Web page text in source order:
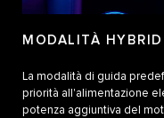
MODALITÀ HYBRID
La modalità di guida
priorità all'alimentazione
potenza aggiuntiva del